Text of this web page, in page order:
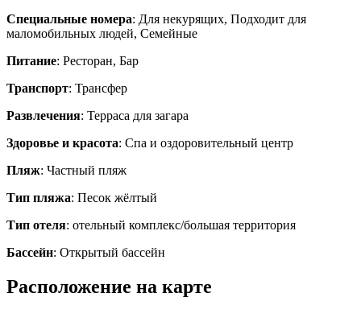
Специальные номера: Для некурящих, Подходит для
маломобильных людей, Семейные
Питание: Ресторан, Бар
Транспорт: Трансфер
Развлечения: Терраса для загара
Здоровье и красота: Спа и оздоровительный центр
Пляж: Частный пляж
Тип пляжа: Песок жёлтый
Тип отеля: отельный комплекс/большая территория
Бассейн: Открытый бассейн
Расположение на карте